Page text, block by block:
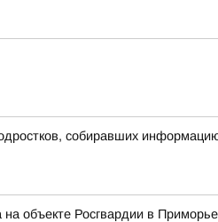
собиравших
на объекте Росгвардии в Приморье